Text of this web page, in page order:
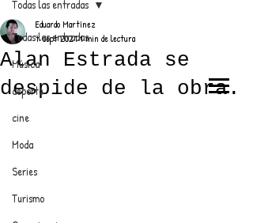
EL TRENDY TOP
CON EDDY MARTINEZ
Todas las entradas
Música
deporte
cine
Moda
Series
Turismo
Todas las entradas
Alan Estrada se
despide de la obra.
Eduardo Martínez
7 sept 20211 min de lectura